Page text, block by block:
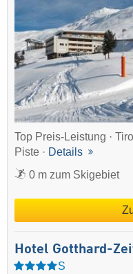
Top Preis-Leistung ·
Piste · Details
0 m zum Skigebiet
Hotel Gotthard-
S